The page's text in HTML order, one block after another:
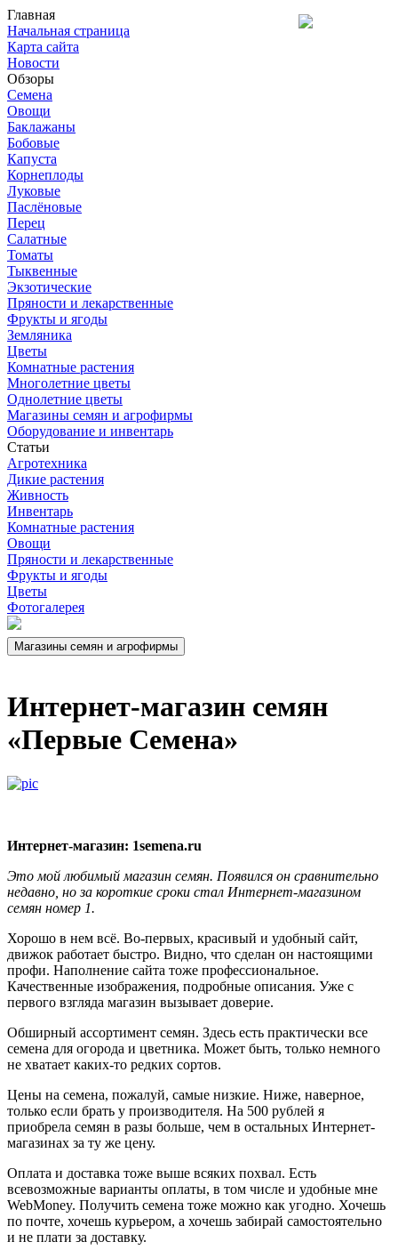
Главная
Начальная страница
Карта сайта
Новости
Обзоры
Семена
Овощи
Баклажаны
Бобовые
Капуста
Корнеплоды
Луковые
Паслёновые
Перец
Салатные
Томаты
Тыквенные
Экзотические
Пряности и лекарственные
Фрукты и ягоды
Земляника
Цветы
Комнатные растения
Многолетние цветы
Однолетние цветы
Магазины семян и агрофирмы
Оборудование и инвентарь
Статьи
Агротехника
Дикие растения
Живность
Инвентарь
Комнатные растения
Овощи
Пряности и лекарственные
Фрукты и ягоды
Цветы
Фотогалерея
Интернет-магазин семян
«Первые Семена»
Интернет-магазин: 1semena.ru
Это мой любимый магазин семян. Появился он сравнительно
недавно, но за короткие сроки стал Интернет-магазином
семян номер 1.
Хорошо в нем всё. Во-первых, красивый и удобный сайт,
движок работает быстро. Видно, что сделан он настоящими
профи. Наполнение сайта тоже профессиональное.
Качественные изображения, подробные описания. Уже с
первого взгляда магазин вызывает доверие.
Обширный ассортимент семян. Здесь есть практически все
семена для огорода и цветника. Может быть, только немного
не хватает каких-то редких сортов.
Цены на семена, пожалуй, самые низкие. Ниже, наверное,
только если брать у производителя. На 500 рублей я
приобрела семян в разы больше, чем в остальных Интернет-
магазинах за ту же цену.
Оплата и доставка тоже выше всяких похвал. Есть
всевозможные варианты оплаты, в том числе и удобные мне
WebMoney. Получить семена тоже можно как угодно. Хочешь
по почте, хочешь курьером, а хочешь забирай самостоятельно
и не плати за доставку.